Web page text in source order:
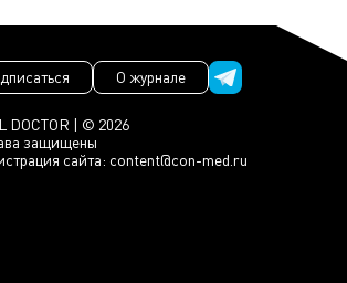
DOCTOR | © 2026
защищены
сайта: content@con-med.ru
О журнале